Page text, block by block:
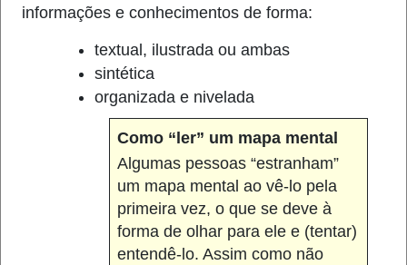
informações e conhecimentos de forma:
textual, ilustrada ou ambas
sintética
organizada e nivelada
Como “ler” um mapa mental
Algumas pessoas “estranham”
um mapa mental ao vê-lo pela
primeira vez, o que se deve à
forma de olhar para ele e (tentar)
entendê-lo. Assim como não